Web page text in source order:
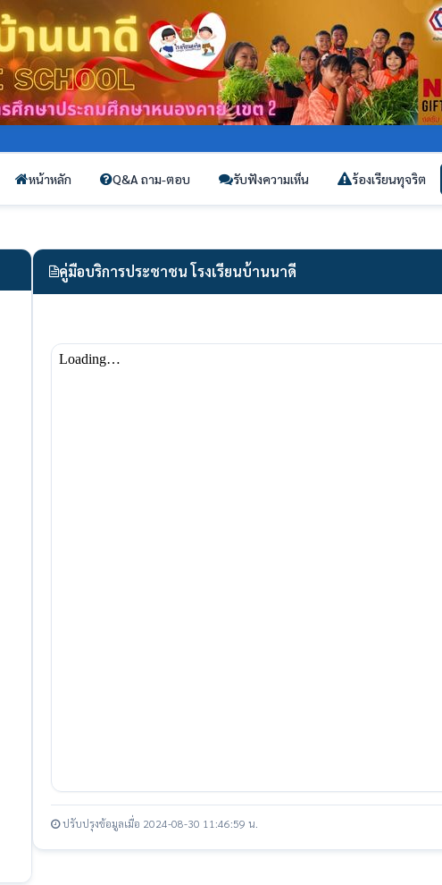
หน้าหลัก Q&A ถาม-ตอบ รับฟังความเห็น ร้องเรียนทุจริต
คู่มือบริการประชาชน โรงเรียนบ้านนาดี
ปรับปรุงข้อมูลเมื่อ 2024-08-30 11:46:59 น.